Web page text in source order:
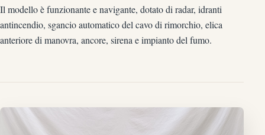
Il modello è funzionante e navigante, dotato di radar, idranti
antincendio, sgancio automatico del cavo di rimorchio, elica
anteriore di manovra, ancore, sirena e impianto del fumo.